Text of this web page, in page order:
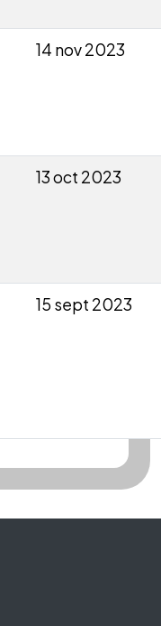
14 nov 2023
13 oct 2023
15 sept 2023